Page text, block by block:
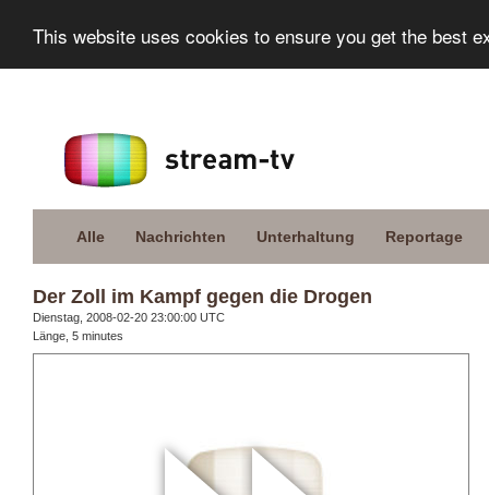
This website uses cookies to ensure you get the best
Alle Nachrichten Unterhaltung Reportage
Der Zoll im Kampf gegen die Drogen
Dienstag, 2008-02-20 23:00:00 UTC
Länge, 5 minutes